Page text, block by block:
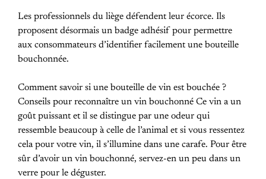
Les professionnels du liège défendent leur écorce. Ils
proposent désormais un badge adhésif pour permettre
aux consommateurs d’identifier facilement une bouteille
bouchonnée.
Comment savoir si une bouteille de vin est bouchée ?
Conseils pour reconnaître un vin bouchonné Ce vin a un
goût puissant et il se distingue par une odeur qui
ressemble beaucoup à celle de l’animal et si vous ressentez
cela pour votre vin, il s’illumine dans une carafe. Pour être
sûr d’avoir un vin bouchonné, servez-en un peu dans un
verre pour le déguster.